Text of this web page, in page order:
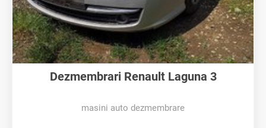
Dezmembrari Renault Laguna 3
masini auto dezmembrare